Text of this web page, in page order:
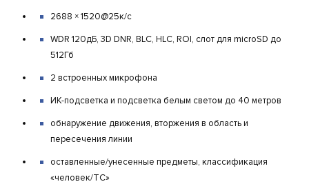
2688 × 1520@25к/с
WDR 120дБ, 3D DNR, BLC, HLC, ROI, слот для microSD до
512Гб
2 встроенных микрофона
ИК-подсветка и подсветка белым светом до 40 метров
обнаружение движения, вторжения в область и
пересечения линии
оставленные/унесенные предметы, классификация
«человек/ТС»